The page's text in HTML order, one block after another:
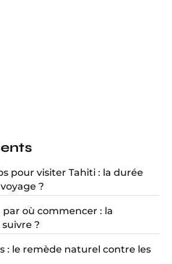
pour visiter Tahiti : la durée
?
où commencer : la
?
: le remède naturel contre les